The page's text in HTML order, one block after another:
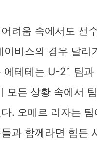
려움 속에서도 선
이비스의 경우 달
에테테는 U-21 팀
모든 상황 속에서
. 오메르 리자는
과 함께라면 힘든